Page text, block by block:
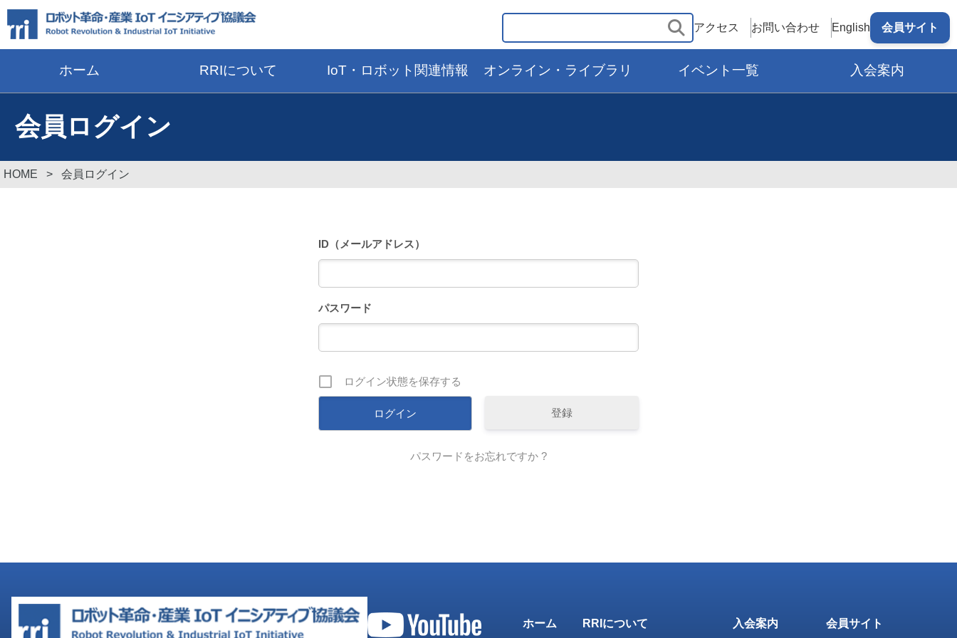
アクセス お問い合わせ English 会員サイト
ホーム RRIについて IoT・ロボット関連情報 オンライン・ライブラリ イベント一覧 入会案内
会員ログイン
HOME > 会員ログイン
ID（メールアドレス）
パスワード
ログイン状態を保存する
登録
パスワードをお忘れですか ?
ホーム RRIについて 入会案内 会員サイト